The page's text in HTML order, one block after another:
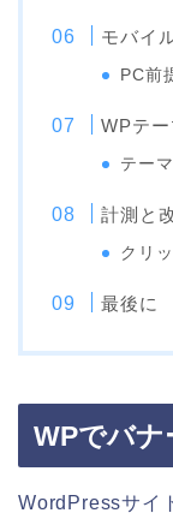
モバイ
PC前
WPテ
テー
計測と
クリ
最後に
WPでバナ
WordPressサイ